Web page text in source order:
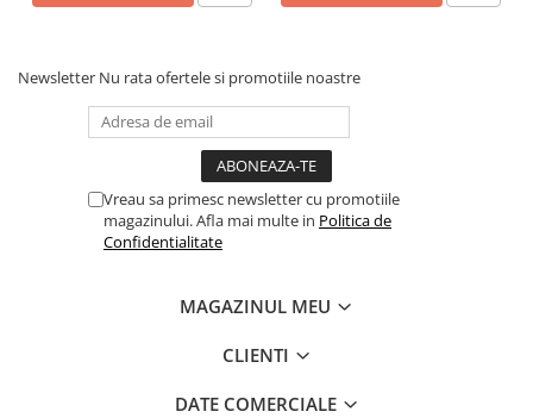
Newsletter Nu rata ofertele si promotiile noastre
Vreau sa primesc newsletter cu promotiile
magazinului. Afla mai multe in Politica de
Confidentialitate
MAGAZINUL MEU
CLIENTI
DATE COMERCIALE